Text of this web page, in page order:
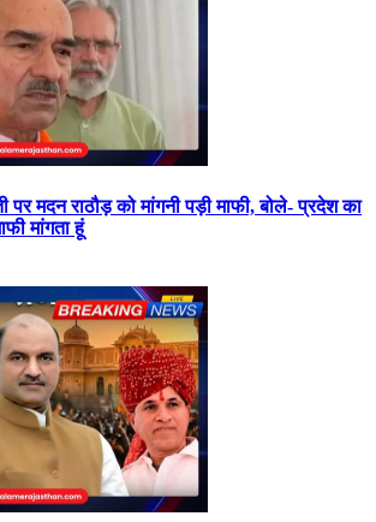
मदन राठौड़ को मांगनी पड़ी माफी, बोले- प्रदेश का
मांगता हूं